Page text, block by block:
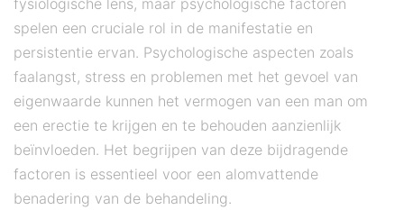
fysiologische lens, maar psychologische factoren
spelen een cruciale rol in de manifestatie en
persistentie ervan. Psychologische aspecten zoals
faalangst, stress en problemen met het gevoel van
eigenwaarde kunnen het vermogen van een man om
een ​​erectie te krijgen en te behouden aanzienlijk
beïnvloeden. Het begrijpen van deze bijdragende
factoren is essentieel voor een alomvattende
benadering van de behandeling.